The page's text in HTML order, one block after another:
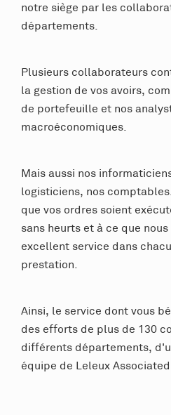
notre siège par les
départements.
Plusieurs collaborateurs
la gestion de vos avoirs,
de portefeuille et nos
macroéconomiques.
Mais aussi nos
logisticiens, nos
que vos ordres soient
sans heurts et à ce que
excellent service dans
prestation.
Ainsi, le service dont vous
des efforts de plus de 130
différents départements,
équipe de Leleux